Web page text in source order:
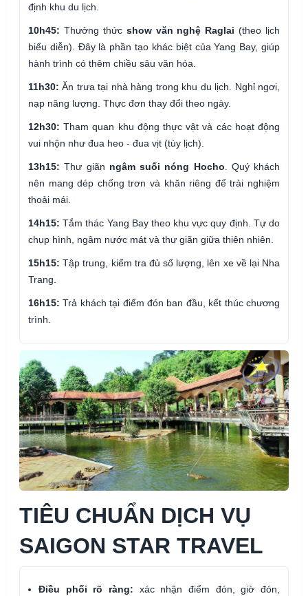
định khu du lịch.
10h45: Thưởng thức show văn nghệ Raglai (theo lịch
biểu diễn). Đây là phần tạo khác biệt của Yang Bay, giúp
hành trình có thêm chiều sâu văn hóa.
11h30: Ăn trưa tại nhà hàng trong khu du lịch. Nghỉ ngơi,
nạp năng lượng. Thực đơn thay đổi theo ngày.
12h30: Tham quan khu động thực vật và các hoạt động
vui nhộn như đua heo - đua vịt (tùy lịch).
13h15: Thư giãn ngâm suối nóng Hocho . Quý khách
nên mang dép chống trơn và khăn riêng để trải nghiệm
thoải mái.
14h15: Tắm thác Yang Bay theo khu vực quy định. Tự do
chụp hình, ngâm nước mát và thư giãn giữa thiên nhiên.
15h15: Tập trung, kiểm tra đủ số lượng, lên xe về lại Nha
Trang.
16h15: Trả khách tại điểm đón ban đầu, kết thúc chương
trình.
TIÊU CHUẨN DỊCH VỤ
SAIGON STAR TRAVEL
Điều phối rõ ràng: xác nhận điểm đón, giờ đón,